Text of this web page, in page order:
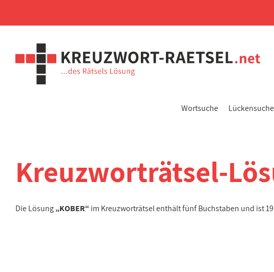
Wortsuche Lückensuche
Kreuzworträtsel-
Die Lösung„KOBER“ im Kreuzworträtsel enthält fünf Buchstaben und ist